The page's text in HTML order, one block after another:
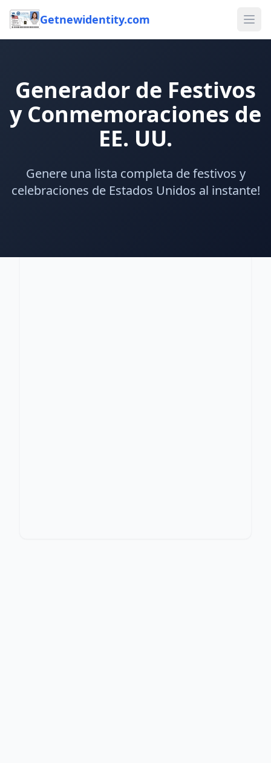
Getnewidentity.com
Generador de Festivos
y Conmemoraciones de
EE. UU.
Genere una lista completa de festivos y
celebraciones de Estados Unidos al instante!